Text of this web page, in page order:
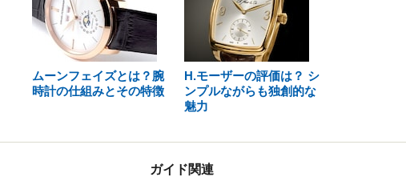
ムーンフェイズとは？腕
時計の仕組みとその特徴
H.モーザーの評価は？ シ
ンプルながらも独創的な
魅力
ガイド関連